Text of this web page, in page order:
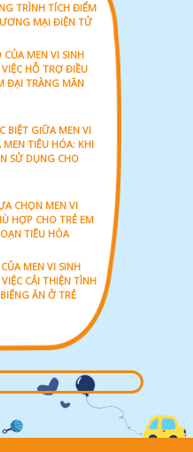
TRÌNH TÍCH ĐIỂM
MẠI ĐIỆN TỬ
CỦA MEN VI SINH
HỖ TRỢ ĐIỀU
ĐẠI TRÀNG MÃN
BIỆT GIỮA MEN VI
MEN TIÊU HÓA: KHI
SỬ DỤNG CHO
CHỌN MEN VI
HỢP CHO TRẺ EM
TIÊU HÓA
MEN VI SINH
CẢI THIỆN TÌNH
ĂN Ở TRẺ